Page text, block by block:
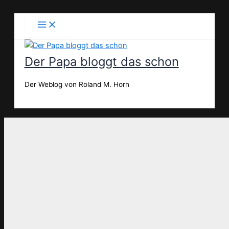
Der Papa bloggt das schon
Der Weblog von Roland M. Horn